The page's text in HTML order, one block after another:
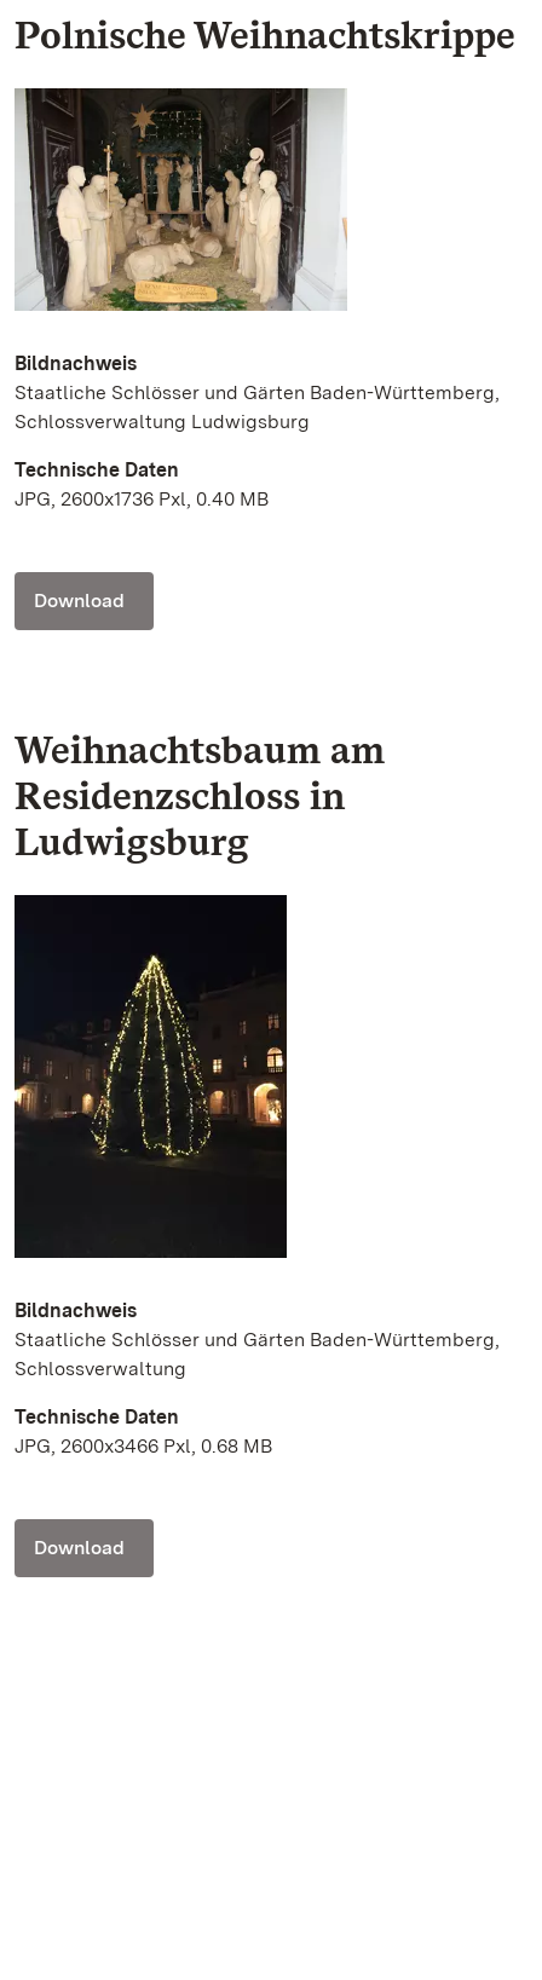
Polnische Weihnachtskrippe
Bildnachweis
Staatliche Schlösser und Gärten Baden-Württemberg,
Schlossverwaltung Ludwigsburg
Technische Daten
JPG, 2600x1736 Pxl, 0.40 MB
Download
Weihnachtsbaum am
Residenzschloss in
Ludwigsburg
Bildnachweis
Staatliche Schlösser und Gärten Baden-Württemberg,
Schlossverwaltung
Technische Daten
JPG, 2600x3466 Pxl, 0.68 MB
Download